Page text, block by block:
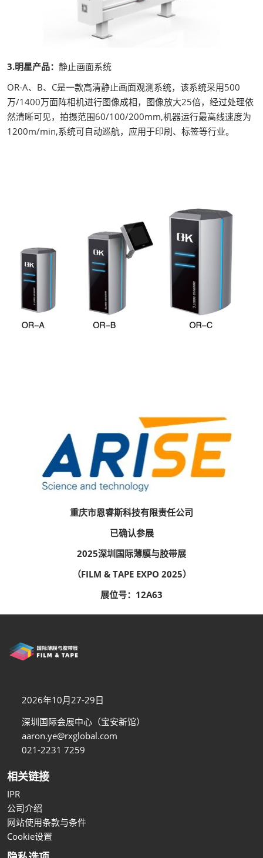
3.明星产品： 静止画面系统
OR-A、B、C是一款高清静止画面观测系统，该系统采用500
万/1400万面阵相机进行图像成相，图像放大25倍，经过处理依
然清晰可见，拍摄范围60/100/200mm,机器运行最高线速度为
1200m/min,系统可自动巡航，应用于印刷、标签等行业。
重庆市恩睿斯科技有限责任公司
已确认参展
2025深圳国际薄膜与胶带展
（FILM & TAPE EXPO 2025）
展位号：12A63
2026年10月27-29日
深圳国际会展中心（宝安新馆）
aaron.ye@rxglobal.com
021-2231 7259
相关链接
IPR
公司介绍
网站使用条款与条件
Cookie设置